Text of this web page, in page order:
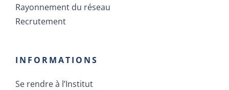
Rayonnement du réseau
Recrutement
INFORMATIONS
Se rendre à l’Institut